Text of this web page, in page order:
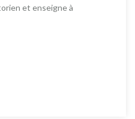
et enseigne à